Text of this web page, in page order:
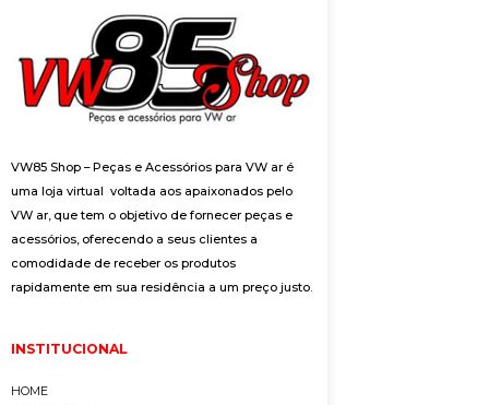
VW85 Shop – Peças e Acessórios para VW ar é
uma loja virtual voltada aos apaixonados pelo
VW ar, que tem o objetivo de fornecer peças e
acessórios, oferecendo a seus clientes a
comodidade de receber os produtos
rapidamente em sua residência a um preço justo.
INSTITUCIONAL
HOME